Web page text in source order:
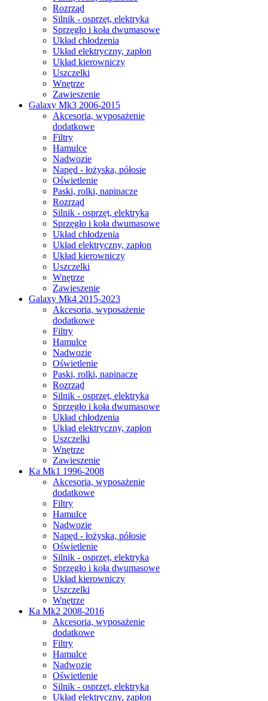
Rozrząd
Silnik - osprzęt, elektryka
Sprzęgło i koła dwumasowe
Układ chłodzenia
Układ elektryczny, zapłon
Układ kierowniczy
Uszczelki
Wnętrze
Zawieszenie
Galaxy Mk3 2006-2015
Akcesoria, wyposażenie
dodatkowe
Filtry
Hamulce
Nadwozie
Napęd - łożyska, półosie
Oświetlenie
Paski, rolki, napinacze
Rozrząd
Silnik - osprzęt, elektryka
Sprzęgło i koła dwumasowe
Układ chłodzenia
Układ elektryczny, zapłon
Układ kierowniczy
Uszczelki
Wnętrze
Zawieszenie
Galaxy Mk4 2015-2023
Akcesoria, wyposażenie
dodatkowe
Filtry
Hamulce
Nadwozie
Oświetlenie
Paski, rolki, napinacze
Rozrząd
Silnik - osprzęt, elektryka
Sprzęgło i koła dwumasowe
Układ chłodzenia
Układ elektryczny, zapłon
Uszczelki
Wnętrze
Zawieszenie
Ka Mk1 1996-2008
Akcesoria, wyposażenie
dodatkowe
Filtry
Hamulce
Nadwozie
Napęd - łożyska, półosie
Oświetlenie
Silnik - osprzęt, elektryka
Sprzęgło i koła dwumasowe
Układ kierowniczy
Uszczelki
Wnętrze
Ka Mk2 2008-2016
Akcesoria, wyposażenie
dodatkowe
Filtry
Hamulce
Nadwozie
Oświetlenie
Silnik - osprzęt, elektryka
Układ elektryczny, zapłon